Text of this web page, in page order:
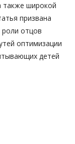
также широкой
призвана
отцов
оптимизации
детей